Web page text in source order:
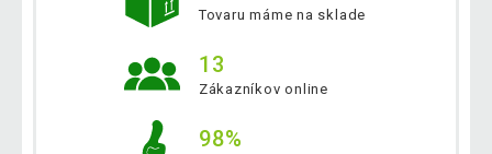
Tovaru máme na sklade
13
Zákazníkov online
98%